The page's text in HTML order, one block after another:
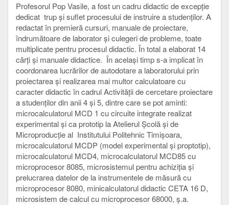
Profesorul Pop Vasile, a fost un cadru didactic de excepţie
dedicat trup şi suflet procesului de instruire a studenţilor. A
redactat în premieră cursuri, manuale de proiectare,
îndrumătoare de laborator şi culegeri de probleme, toate
multiplicate pentru procesul didactic. În total a elaborat 14
cărţi şi manuale didactice. În acelaşi timp s-a implicat în
coordonarea lucrărilor de autodotare a laboratorului prin
proiectarea şi realizarea mai multor calculatoare cu
caracter didactic în cadrul Activităţii de cercetare proiectare
a studenţilor din anii 4 şi 5, dintre care se pot aminti:
microcalculatorul MCD 1 cu circuite integrate realizat
experimental şi ca prototip la Atelierul Şcolă şi de
Microproducţie al Institutului Politehnic Timişoara,
microcalculatorul MCDP (model experimental şi proptotip),
microcalculatorul MCD4, microcalculatorul MCD85 cu
microprocesor 8085, microsistemul pentru achiziţia şi
prelucrarea datelor de la instrumentele de măsură cu
microprocesor 8080, minicalculatorul didactic CETA 16 D,
microsistem de calcul cu microprocesor 68000, ş.a.